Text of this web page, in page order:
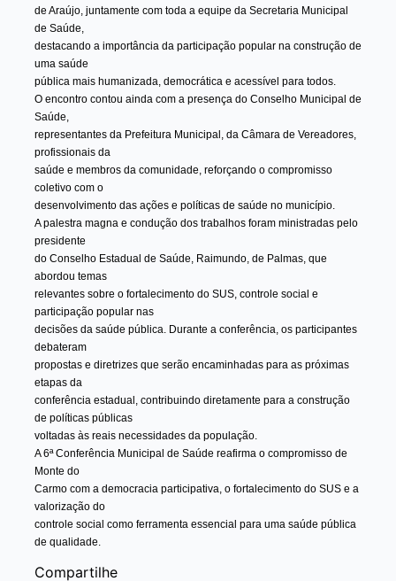
de Araújo, juntamente com toda a equipe da Secretaria Municipal
de Saúde,
destacando a importância da participação popular na construção de
uma saúde
pública mais humanizada, democrática e acessível para todos.
O encontro contou ainda com a presença do Conselho Municipal de
Saúde,
representantes da Prefeitura Municipal, da Câmara de Vereadores,
profissionais da
saúde e membros da comunidade, reforçando o compromisso
coletivo com o
desenvolvimento das ações e políticas de saúde no município.
A palestra magna e condução dos trabalhos foram ministradas pelo
presidente
do Conselho Estadual de Saúde, Raimundo, de Palmas, que
abordou temas
relevantes sobre o fortalecimento do SUS, controle social e
participação popular nas
decisões da saúde pública. Durante a conferência, os participantes
debateram
propostas e diretrizes que serão encaminhadas para as próximas
etapas da
conferência estadual, contribuindo diretamente para a construção
de políticas públicas
voltadas às reais necessidades da população.
A 6ª Conferência Municipal de Saúde reafirma o compromisso de
Monte do
Carmo com a democracia participativa, o fortalecimento do SUS e a
valorização do
controle social como ferramenta essencial para uma saúde pública
de qualidade.
Compartilhe